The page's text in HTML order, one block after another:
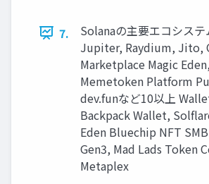
7.
Solanaの主要エコシステ
Jupiter, Raydium, Jito,
Marketplace Magic
Memetoken Platform
dev.funなど10以上
Backpack Wallet,
Eden Bluechip NFT
Gen3, Mad Lads Token
Metaplex